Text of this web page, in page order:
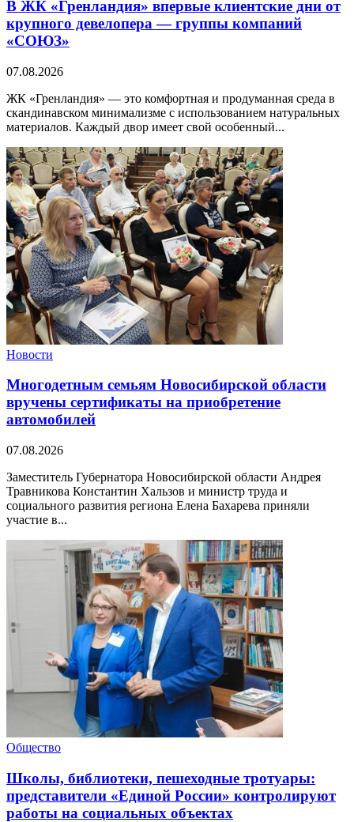
В ЖК «Гренландия» впервые клиентские дни от
крупного девелопера — группы компаний
«СОЮЗ»
07.08.2026
ЖК «Гренландия» — это комфортная и продуманная среда в
скандинавском минимализме с использованием натуральных
материалов. Каждый двор имеет свой особенный...
Новости
Многодетным семьям Новосибирской области
вручены сертификаты на приобретение
автомобилей
07.08.2026
Заместитель Губернатора Новосибирской области Андрея
Травникова Константин Хальзов и министр труда и
социального развития региона Елена Бахарева приняли
участие в...
Общество
Школы, библиотеки, пешеходные тротуары:
представители «Единой России» контролируют
работы на социальных объектах